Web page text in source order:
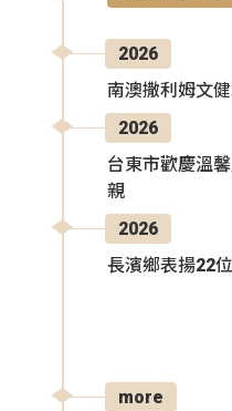
2026
南澳撒利姆文
2026
台東市歡慶溫
親
2026
長濱鄉表揚22
more